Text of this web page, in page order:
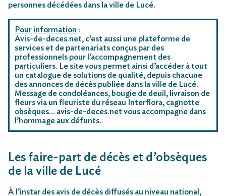
personnes décédées dans la ville de Lucé.
Pour information :
Avis-de-deces.net, c’est aussi une plateforme de
services et de partenariats conçus par des
professionnels pour l’accompagnement des
particuliers. Le site vous permet ainsi d’accéder à tout
un catalogue de solutions de qualité, depuis chacune
des annonces de décès publiée dans la ville de Lucé.
Message de condoléances, bougie de deuil, livraison de
fleurs via un fleuriste du réseau Interflora, cagnotte
obsèques… avis-de-deces.net vous accompagne dans
l’hommage aux défunts.
Les faire-part de décès et d’obsèques
de la ville de Lucé
À l’instar des avis de décès diffusés au niveau national,